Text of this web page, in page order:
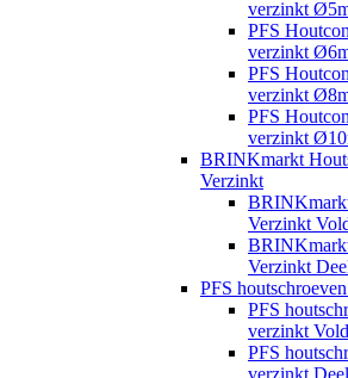
verzinkt
PFS
verzinkt
PFS
verzinkt
PFS
verzinkt
BRINKmarkt
Verzinkt
Verzinkt
Verzinkt
PFS
PFS
verzinkt
PFS
verzinkt